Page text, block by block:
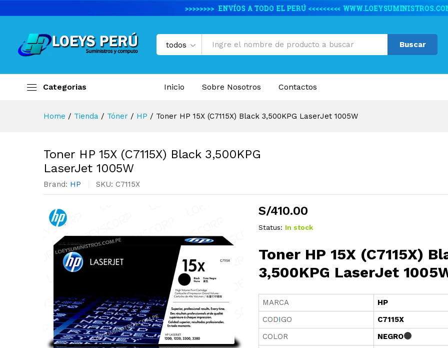
todos Buscar
Categorias Inicio Sobre Nosotros Contactos
Home / Tienda / Tóner / HP / Toner HP 15X (C7115X) Black 3,500KPG LaserJet 1005W
Toner HP 15X (C7115X) Black 3,500KPG
LaserJet 1005W
Brand: HP SKU: C7115X
S/410.00
Status: In stock
Toner HP 15X (C7115X)
3,500KPG LaserJet
MARCA
HP
CODIGO
C7115X
COLOR
NEGRO
Descripción del producto Especificaciones Valoraciones (0)